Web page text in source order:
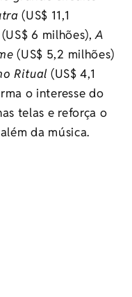
(US$ 11,1
(US$ 6 milhões),A
(US$ 5,2 milhões)
Ritual (US$ 4,1
o interesse do
telas e reforça o
da música.